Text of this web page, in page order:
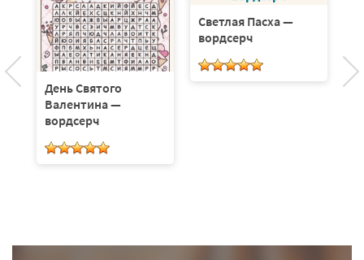
День Святого
Валентина —
вордсерч
Светлая Пасха —
вордсерч